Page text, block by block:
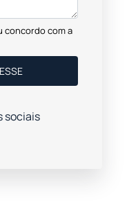
concordo com a
sociais